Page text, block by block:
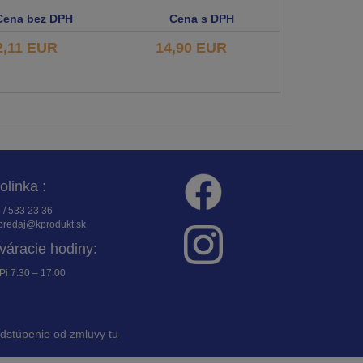
bez DPH Cena s DPH
EUR 14,90 EUR
:
/ 533 23 36
hodiny:
7:30 – 17:00
od zmluvy tu